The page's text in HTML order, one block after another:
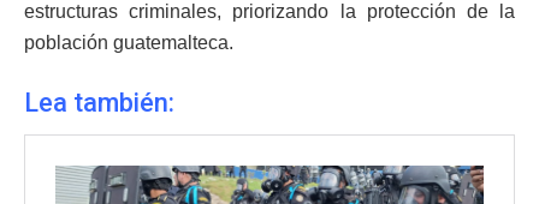
estructuras criminales, priorizando la protección de la
población guatemalteca.
Lea también: